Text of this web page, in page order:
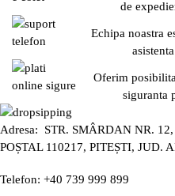
de
Echipa noastra
Oferim
siguranta
Adresa: STR. SMÂRDAN NR.
POȘTAL 110217, PITEȘTI, JUD.
Telefon: +40 739 999 899